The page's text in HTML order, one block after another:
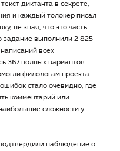
диктанта в секрете,
и каждый толокер писал
не зная, что это часть
задание выполнили 2 825
всех
367 полных вариантов
филологам проекта —
стало очевидно, где
комментарий или
сложности у
наблюдение о